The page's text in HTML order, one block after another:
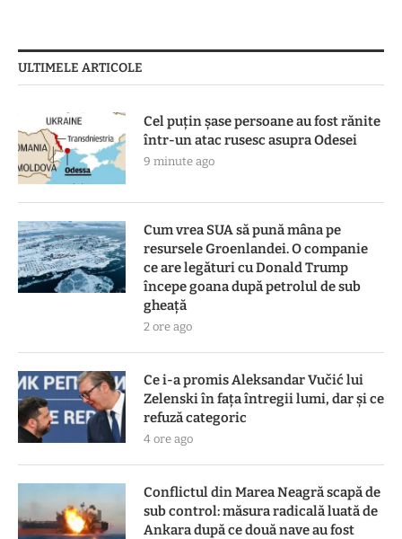
ULTIMELE ARTICOLE
Cel puțin șase persoane au fost rănite
într-un atac rusesc asupra Odesei
9 minute ago
Cum vrea SUA să pună mâna pe
resursele Groenlandei. O companie
ce are legături cu Donald Trump
începe goana după petrolul de sub
gheață
2 ore ago
Ce i-a promis Aleksandar Vučić lui
Zelenski în fața întregii lumi, dar și ce
refuză categoric
4 ore ago
Conflictul din Marea Neagră scapă de
sub control: măsura radicală luată de
Ankara după ce două nave au fost